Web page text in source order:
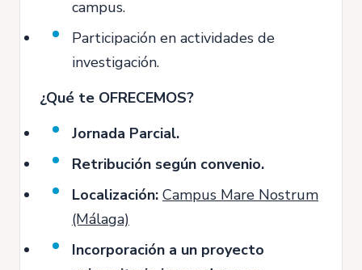
campus.
Participación en actividades de
investigación.
¿Qué te OFRECEMOS?
Jornada Parcial.
Retribución según convenio.
Localización: Campus Mare Nostrum
(Málaga)
Incorporación a un proyecto